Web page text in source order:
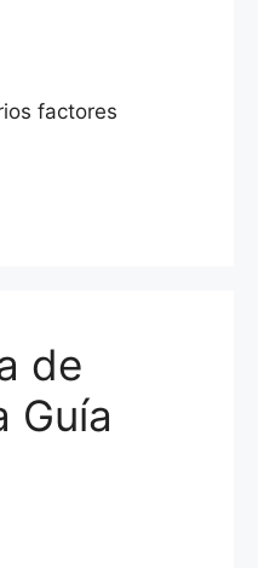
factores
de
Guía